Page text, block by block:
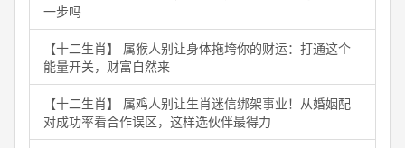
一步吗
【十二生肖】 属猴人别让身体拖垮你的财运：打通这个
能量开关，财富自然来
【十二生肖】 属鸡人别让生肖迷信绑架事业！从婚姻配
对成功率看合作误区，这样选伙伴最得力